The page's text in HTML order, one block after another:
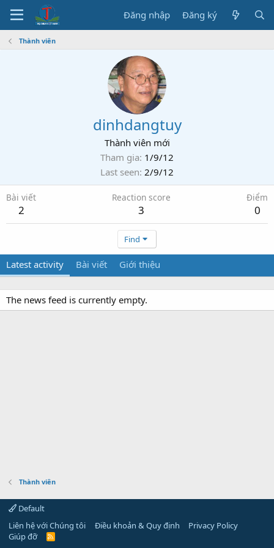
Đăng nhập Đăng ký
Thành viên
dinhdangtuy
Thành viên mới
Tham gia 1/9/12
Last seen 2/9/12
Bài viết
2
Reaction score
3
Điểm
0
Find
Latest activity Bài viết Giới thiệu
The news feed is currently empty.
Thành viên
Default
Liên hệ với Chúng tôi
Điều khoản & Quy định
Privacy Policy
Giúp đỡ
R